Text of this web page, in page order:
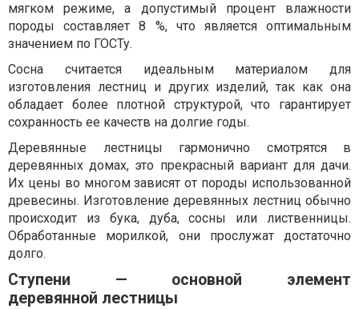
мягком режиме, а допустимый процент влажности
породы составляет 8 %, что является оптимальным
значением по ГОСТу.
Сосна считается идеальным материалом для
изготовления лестниц и других изделий, так как она
обладает более плотной структурой, что гарантирует
сохранность ее качеств на долгие годы.
Деревянные лестницы гармонично смотрятся в
деревянных домах, это прекрасный вариант для дачи.
Их цены во многом зависят от породы использованной
древесины. Изготовление деревянных лестниц обычно
происходит из бука, дуба, сосны или лиственницы.
Обработанные морилкой, они прослужат достаточно
долго.
Ступени — основной элемент
деревянной лестницы